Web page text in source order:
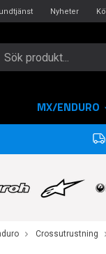
Nyheter
MX/ENDURO
Crossutrustning